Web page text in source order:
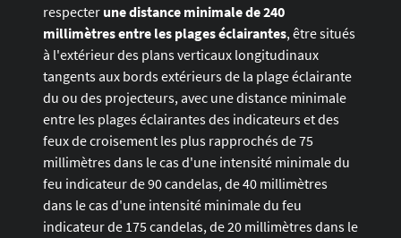
respecter une distance minimale de 240
millimètres entre les plages éclairantes, être situés
à l'extérieur des plans verticaux longitudinaux
tangents aux bords extérieurs de la plage éclairante
du ou des projecteurs, avec une distance minimale
entre les plages éclairantes des indicateurs et des
feux de croisement les plus rapprochés de 75
millimètres dans le cas d'une intensité minimale du
feu indicateur de 90 candelas, de 40 millimètres
dans le cas d'une intensité minimale du feu
indicateur de 175 candelas, de 20 millimètres dans le